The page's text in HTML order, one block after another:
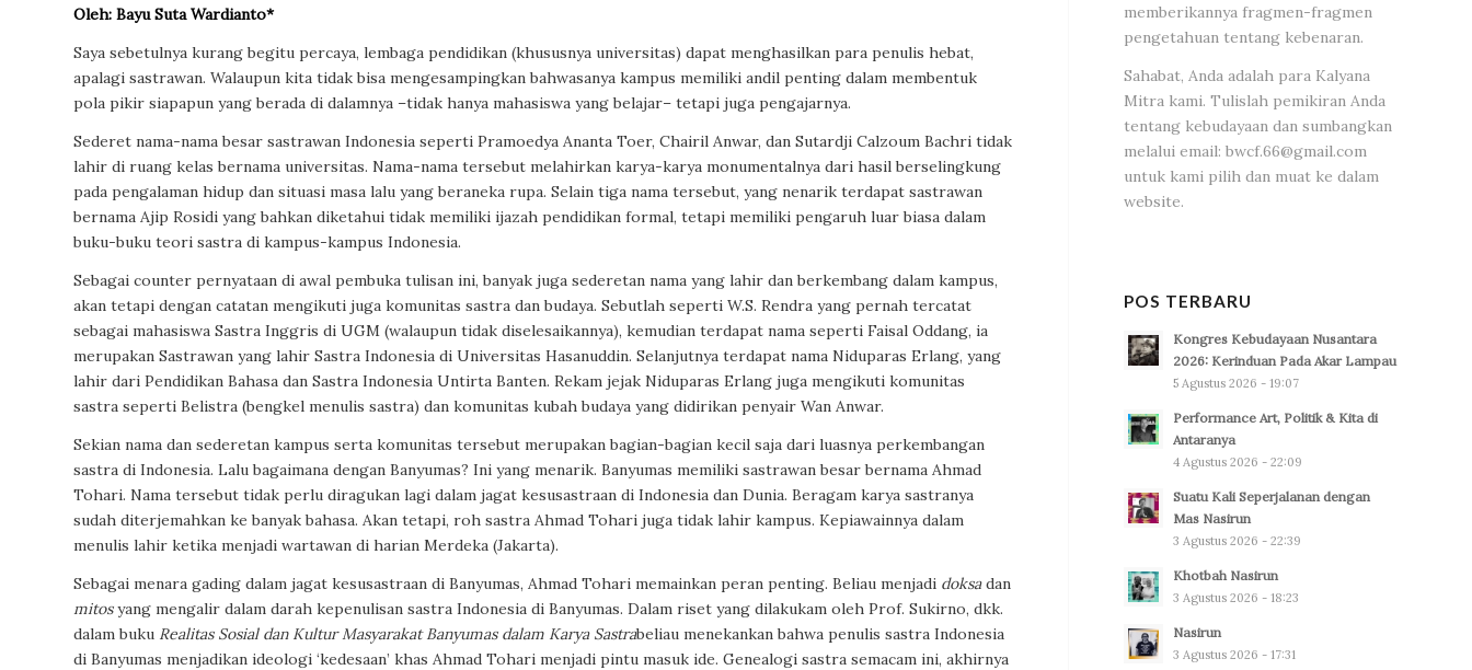
Oleh: Bayu Suta Wardianto*
Saya sebetulnya kurang begitu percaya, lembaga pendidikan (khususnya universitas) dapat menghasilkan para penulis hebat,
apalagi sastrawan. Walaupun kita tidak bisa mengesampingkan bahwasanya kampus memiliki andil penting dalam membentuk
pola pikir siapapun yang berada di dalamnya –tidak hanya mahasiswa yang belajar– tetapi juga pengajarnya.
Sederet nama-nama besar sastrawan Indonesia seperti Pramoedya Ananta Toer, Chairil Anwar, dan Sutardji Calzoum Bachri tidak
lahir di ruang kelas bernama universitas. Nama-nama tersebut melahirkan karya-karya monumentalnya dari hasil berselingkung
pada pengalaman hidup dan situasi masa lalu yang beraneka rupa. Selain tiga nama tersebut, yang nenarik terdapat sastrawan
bernama Ajip Rosidi yang bahkan diketahui tidak memiliki ijazah pendidikan formal, tetapi memiliki pengaruh luar biasa dalam
buku-buku teori sastra di kampus-kampus Indonesia.
Sebagai counter pernyataan di awal pembuka tulisan ini, banyak juga sederetan nama yang lahir dan berkembang dalam kampus,
akan tetapi dengan catatan mengikuti juga komunitas sastra dan budaya. Sebutlah seperti W.S. Rendra yang pernah tercatat
sebagai mahasiswa Sastra Inggris di UGM (walaupun tidak diselesaikannya), kemudian terdapat nama seperti Faisal Oddang, ia
merupakan Sastrawan yang lahir Sastra Indonesia di Universitas Hasanuddin. Selanjutnya terdapat nama Niduparas Erlang, yang
lahir dari Pendidikan Bahasa dan Sastra Indonesia Untirta Banten. Rekam jejak Niduparas Erlang juga mengikuti komunitas
sastra seperti Belistra (bengkel menulis sastra) dan komunitas kubah budaya yang didirikan penyair Wan Anwar.
Sekian nama dan sederetan kampus serta komunitas tersebut merupakan bagian-bagian kecil saja dari luasnya perkembangan
sastra di Indonesia. Lalu bagaimana dengan Banyumas? Ini yang menarik. Banyumas memiliki sastrawan besar bernama Ahmad
Tohari. Nama tersebut tidak perlu diragukan lagi dalam jagat kesusastraan di Indonesia dan Dunia. Beragam karya sastranya
sudah diterjemahkan ke banyak bahasa. Akan tetapi, roh sastra Ahmad Tohari juga tidak lahir kampus. Kepiawainnya dalam
menulis lahir ketika menjadi wartawan di harian Merdeka (Jakarta).
Sebagai menara gading dalam jagat kesusastraan di Banyumas, Ahmad Tohari memainkan peran penting. Beliau menjadi doksadan
mitosyang mengalir dalam darah kepenulisan sastra Indonesia di Banyumas. Dalam riset yang dilakukam oleh Prof. Sukirno, dkk.
dalam buku Realitas Sosial dan Kultur Masyarakat Banyumas dalam Karya Sastrabeliau menekankan bahwa penulis sastra Indonesia
di Banyumas menjadikan ideologi ‘kedesaan’ khas Ahmad Tohari menjadi pintu masuk ide. Genealogi sastra semacam ini, akhirnya
memberikannya fragmen-fragmen
pengetahuan tentang kebenaran.
Sahabat, Anda adalah para Kalyana
Mitra kami. Tulislah pemikiran Anda
tentang kebudayaan dan sumbangkan
melalui email: bwcf.66@gmail.com
untuk kami pilih dan muat ke dalam
website.
POS TERBARU
Kongres Kebudayaan Nusantara
2026: Kerinduan Pada Akar Lampau
5 Agustus 2026 - 19:07
Performance Art, Politik & Kita di
Antaranya
4 Agustus 2026 - 22:09
Suatu Kali Seperjalanan dengan
Mas Nasirun
3 Agustus 2026 - 22:39
Khotbah Nasirun
3 Agustus 2026 - 18:23
Nasirun
3 Agustus 2026 - 17:31